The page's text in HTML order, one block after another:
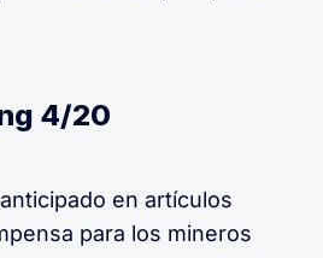
4/20
en artículos
para los mineros